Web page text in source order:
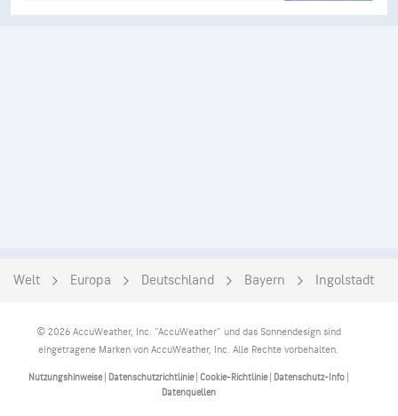
Welt Europa Deutschland Bayern Ingolstadt
© 2026 AccuWeather, Inc. "AccuWeather" und das Sonnendesign sind
eingetragene Marken von AccuWeather, Inc. Alle Rechte vorbehalten.
Nutzungshinweise Datenschutzrichtlinie Cookie-Richtlinie Datenschutz-Info|
Datenquellen